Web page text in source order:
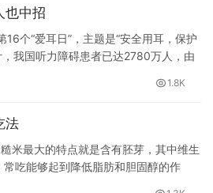
列腺炎
加快，促进局部炎症渗出物的消散与吸
适，缓解临床症状。同时，热水坐浴
里就可以进行，简单方便，是治疗慢
温要求在摄氏40～42度。每次坐浴15
水以维持水的温度，每日坐浴1～2次，
止。
也中招
个“爱耳日”，主题是“安全用耳，保护
我国听力障碍患者已达2780万人，由
万。更令人担忧的是，近年来，等疾病
1.8K
法
大的特点就是含有胚芽，其中维生
吃能够起到降低脂肪和胆固醇的作